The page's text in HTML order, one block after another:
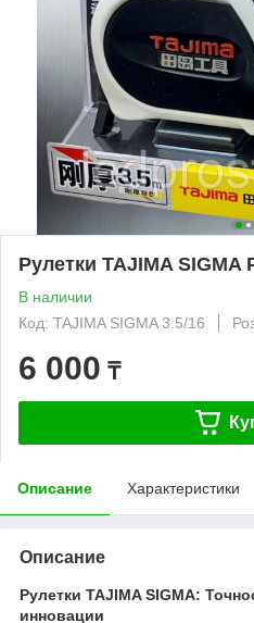
Рулетки TAJIMA SIGMA
В наличии
Код: TAJIMA SIGMA 3.5/16
6 000 ₸
Описание Характеристики
Описание
Рулетки TAJIMA SIGMA:
инновации